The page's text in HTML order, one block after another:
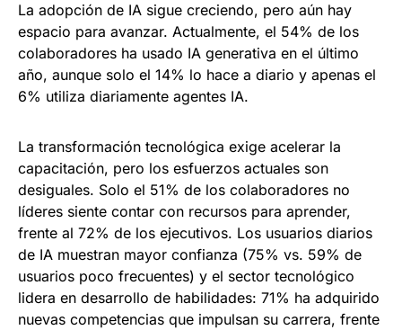
La adopción de IA sigue creciendo, pero aún hay
espacio para avanzar. Actualmente, el 54% de los
colaboradores ha usado IA generativa en el último
año, aunque solo el 14% lo hace a diario y apenas el
6% utiliza diariamente agentes IA.
La transformación tecnológica exige acelerar la
capacitación, pero los esfuerzos actuales son
desiguales. Solo el 51% de los colaboradores no
líderes siente contar con recursos para aprender,
frente al 72% de los ejecutivos. Los usuarios diarios
de IA muestran mayor confianza (75% vs. 59% de
usuarios poco frecuentes) y el sector tecnológico
lidera en desarrollo de habilidades: 71% ha adquirido
nuevas competencias que impulsan su carrera, frente